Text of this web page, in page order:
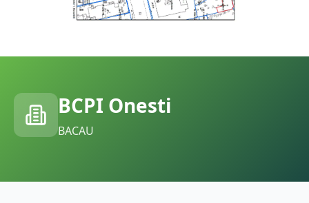
BCPI Onesti
BACAU